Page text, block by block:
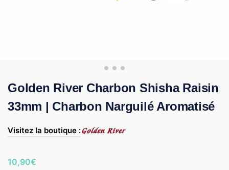
Golden River Charbon Shisha Raisin
33mm | Charbon Narguilé Aromatisé
Visitez la boutique :
10,90€